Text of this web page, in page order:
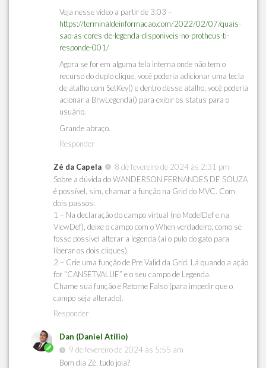
Veja nesse vídeo a partir de 3:03 –
https://terminaldeinformacao.com/2022/02/07/quais-
sao-as-cores-de-legenda-disponiveis-no-protheus-ti-
responde-001/
Agora se for em alguma tela interna onde não tem o
recurso do duplo clique, você poderia adicionar uma tecla
de atalho com SetKey() e dentro desse atalho, você poderia
acionar a BrwLegenda() para exibir os status para o
usuário.
Grande abraço.
Responder
Zé da Capela
8 de fevereiro de 2024 às 2:31 pm
Sobre a dúvida do WANDERSON FERNANDES DE SOUZA
é possível, sim, chamar a função na Grid do MVC. Com
dois passos:
1 – Na declaração do campo virtual (no ModelDef e na
ViewDef), deixe o campo com o When verdadeiro, como se
fosse possível alterar a legenda (aí o pulo do gato para
liberar os dois cliques).
2 – Crie uma função de Pre Valid da Grid. Lá quando a ação
for “CANSETVALUE” e o seu campo de Legenda.
Chame sua função e Retorne Falso (para impedir que o
campo seja alterado).
Responder
Dan (Daniel Atilio)
9 de fevereiro de 2024 às 5:55 am
Bom dia Zé, tudo joia?